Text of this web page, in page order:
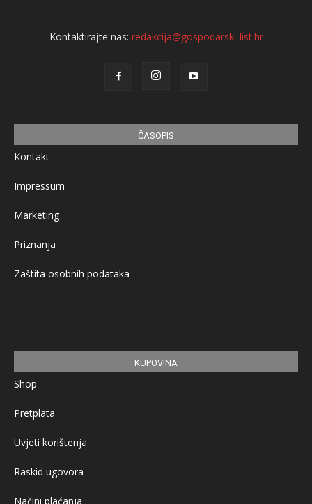
Kontaktirajte nas: redakcija@gospodarski-list.hr
ČASOPIS
Kontakt
Impressum
Marketing
Priznanja
Zaštita osobnih podataka
KUPOVINA
Shop
Pretplata
Uvjeti korištenja
Raskid ugovora
Načini plaćanja